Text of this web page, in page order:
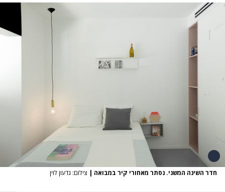
חדר השינה המשני. נסתר מאחורי קיר במבואה | צילום: גדעון לוין